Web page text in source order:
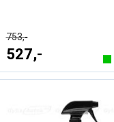
753,-
527,-